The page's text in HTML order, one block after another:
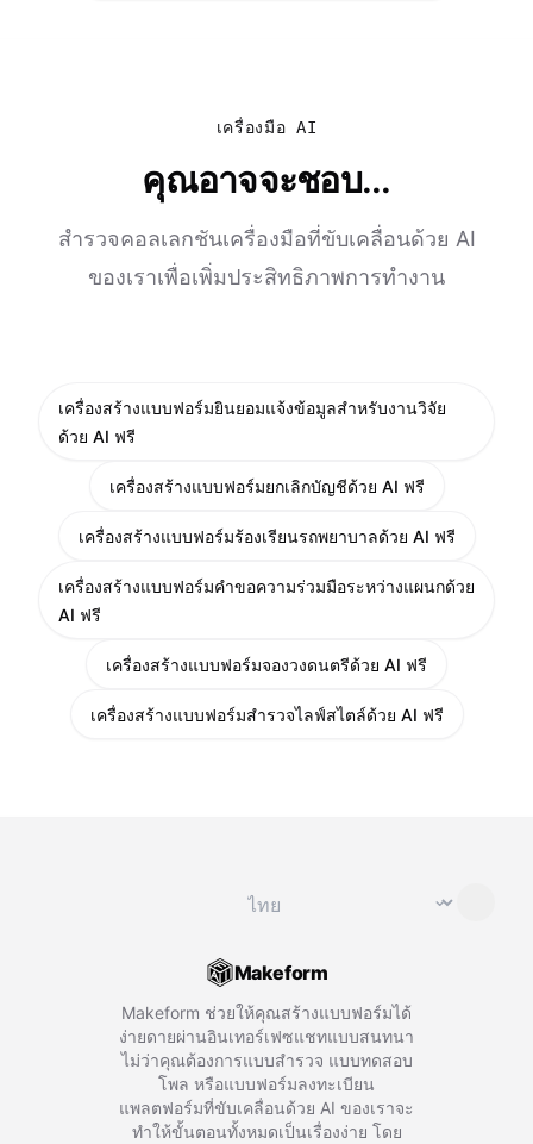
เครื่องมือ AI
คุณอาจจะชอบ...
สำรวจคอลเลกชันเครื่องมือที่ขับเคลื่อนด้วย AI
ของเราเพื่อเพิ่มประสิทธิภาพการทำงาน
เครื่องสร้างแบบฟอร์มยินยอมแจ้งข้อมูลสำหรับงานวิจัย
ด้วย AI ฟรี
เครื่องสร้างแบบฟอร์มยกเลิกบัญชีด้วย AI ฟรี
เครื่องสร้างแบบฟอร์มร้องเรียนรถพยาบาลด้วย AI ฟรี
เครื่องสร้างแบบฟอร์มคำขอความร่วมมือระหว่างแผนกด้วย
AI ฟรี
เครื่องสร้างแบบฟอร์มจองวงดนตรีด้วย AI ฟรี
เครื่องสร้างแบบฟอร์มสำรวจไลฟ์สไตล์ด้วย AI ฟรี
⌄
Makeform
Makeform ช่วยให้คุณสร้างแบบฟอร์มได้
ง่ายดายผ่านอินเทอร์เฟซแชทแบบสนทนา
ไม่ว่าคุณต้องการแบบสำรวจ แบบทดสอบ
โพล หรือแบบฟอร์มลงทะเบียน
แพลตฟอร์มที่ขับเคลื่อนด้วย AI ของเราจะ
ทำให้ขั้นตอนทั้งหมดเป็นเรื่องง่าย โดย